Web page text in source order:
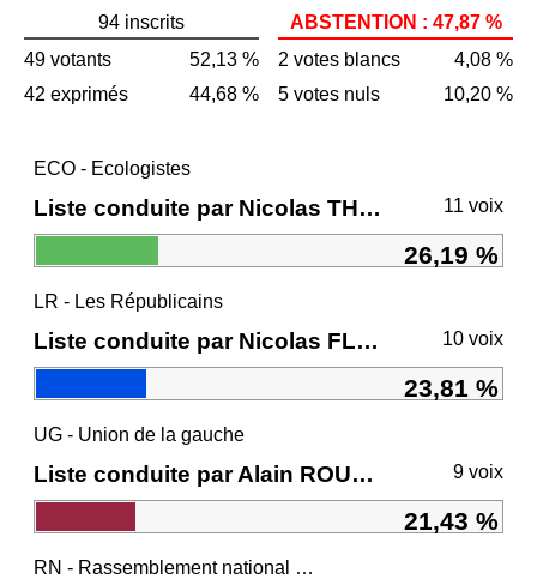
94 inscrits
49 votants
52,13 %
42 exprimés
44,68 %
ABSTENTION : 47,87 %
2 votes blancs
4,08 %
5 votes nuls
10,20 %
ECO - Ecologistes
Liste conduite par Nicolas THIERRY 11 voix
26,19 %
LR - Les Républicains
Liste conduite par Nicolas FLORIAN 10 voix
23,81 %
UG - Union de la gauche
Liste conduite par Alain ROUSSET 9 voix
21,43 %
RN - Rassemblement national et ses alliés